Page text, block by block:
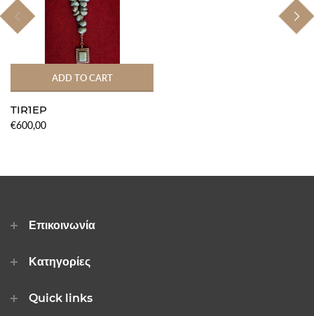
ADD TO CART
TIR1EP
€600,00
Επικοινωνία
Κατηγορίες
Quick links